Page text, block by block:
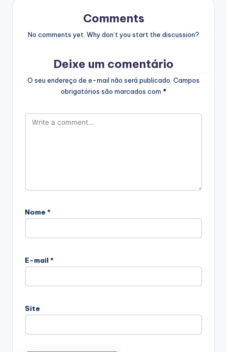
Comments
No comments yet. Why don’t you start the discussion?
Deixe um comentário
O seu endereço de e-mail não será publicado. Campos
obrigatórios são marcados com *
Nome *
E-mail *
Site